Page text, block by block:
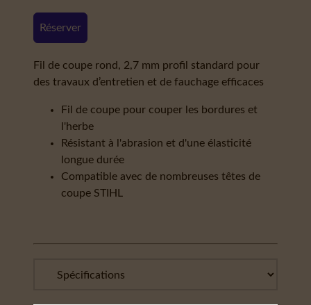
Réserver
Fil de coupe rond, 2,7 mm profil standard pour
des travaux d’entretien et de fauchage efficaces
Fil de coupe pour couper les bordures et
l'herbe
Résistant à l'abrasion et d'une élasticité
longue durée
Compatible avec de nombreuses têtes de
coupe STIHL